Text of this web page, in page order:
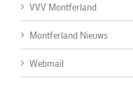
VVV Montferland
Montferland Nieuws
Webmail